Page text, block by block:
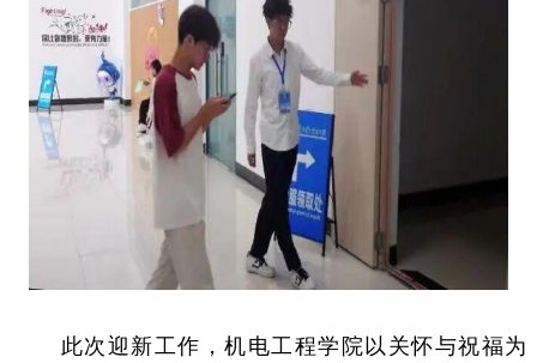
此次迎新工作，机电工程学院以关怀与祝福为